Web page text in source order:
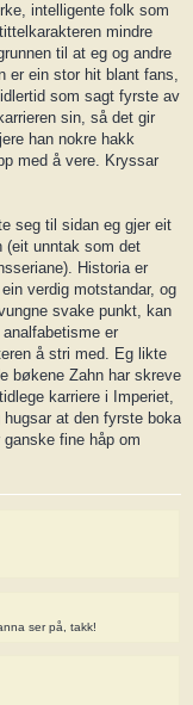
intelligente folk som
mindre
til at eg og andre
er ein stor hit blant fans,
som sagt fyrste av
sin, så det gir
han nokre hakk
med å vere. Kryssar
seg til sidan eg gjer eit
(eit unntak som det
Historia er
verdig motstandar, og
svake punkt, kan
er
å stri med. Eg likte
bøkene Zahn har skreve
karriere i Imperiet,
at den fyrste boka
fine håp om
ser på, takk!